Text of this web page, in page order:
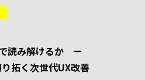
読み解けるか ー
拓く次世代UX改善